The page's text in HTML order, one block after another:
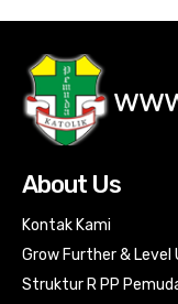
About Us
Kontak Kami
Grow Further & Level
Struktur R PP